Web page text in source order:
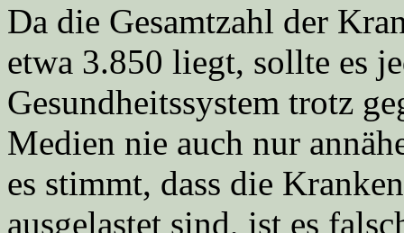
Da die Gesamtzahl der
etwa 3.850 liegt, sollte es
Gesundheitssystem trotz
Medien nie auch nur
es stimmt, dass die
ausgelastet sind, ist es